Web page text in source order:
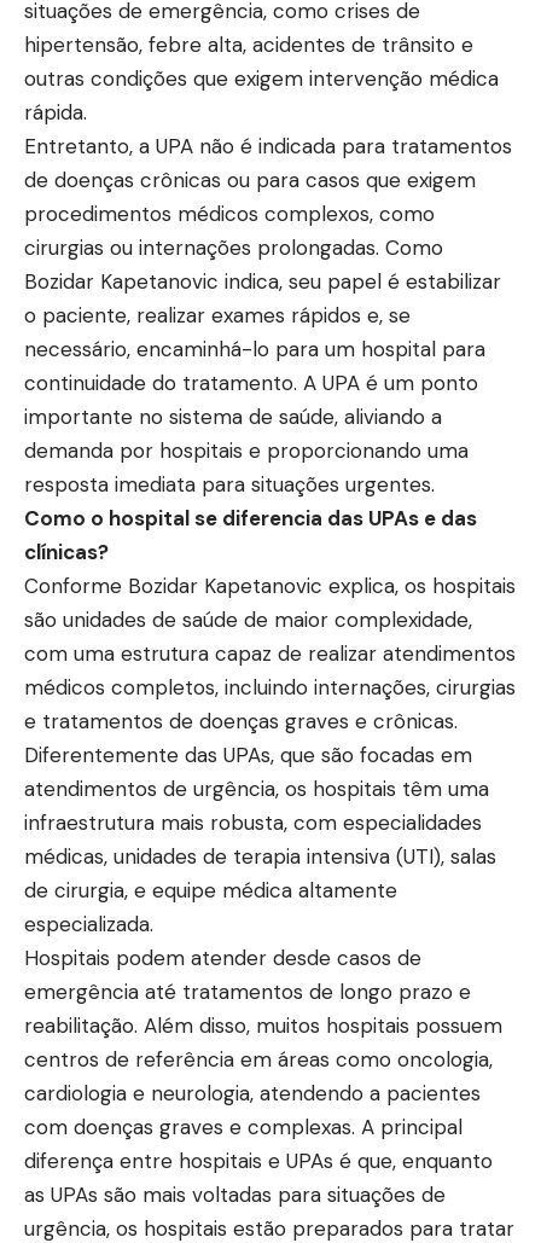
situações de emergência, como crises de
hipertensão, febre alta, acidentes de trânsito e
outras condições que exigem intervenção médica
rápida.
Entretanto, a UPA não é indicada para tratamentos
de doenças crônicas ou para casos que exigem
procedimentos médicos complexos, como
cirurgias ou internações prolongadas. Como
Bozidar Kapetanovic indica, seu papel é estabilizar
o paciente, realizar exames rápidos e, se
necessário, encaminhá-lo para um hospital para
continuidade do tratamento. A UPA é um ponto
importante no sistema de saúde, aliviando a
demanda por hospitais e proporcionando uma
resposta imediata para situações urgentes.
Como o hospital se diferencia das UPAs e das
clínicas?
Conforme Bozidar Kapetanovic explica, os hospitais
são unidades de saúde de maior complexidade,
com uma estrutura capaz de realizar atendimentos
médicos completos, incluindo internações, cirurgias
e tratamentos de doenças graves e crônicas.
Diferentemente das UPAs, que são focadas em
atendimentos de urgência, os hospitais têm uma
infraestrutura mais robusta, com especialidades
médicas, unidades de terapia intensiva (UTI), salas
de cirurgia, e equipe médica altamente
especializada.
Hospitais podem atender desde casos de
emergência até tratamentos de longo prazo e
reabilitação. Além disso, muitos hospitais possuem
centros de referência em áreas como oncologia,
cardiologia e neurologia, atendendo a pacientes
com doenças graves e complexas. A principal
diferença entre hospitais e UPAs é que, enquanto
as UPAs são mais voltadas para situações de
urgência, os hospitais estão preparados para tratar